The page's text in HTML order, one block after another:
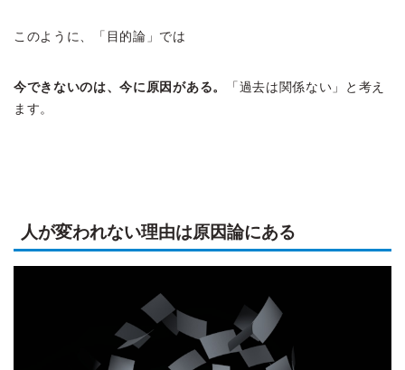
このように、「目的論」では
今できないのは、今に原因がある。
「過去は関係ない」と考え
ます。
人が変われない理由は原因論にある